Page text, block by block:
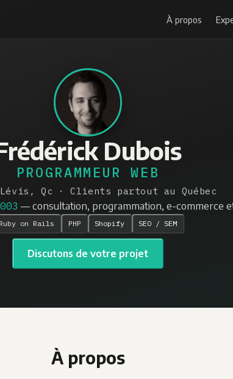
À propos
Dubois
PROGRAMMEUR WEB
Qc · Clients partout au Québec
— consultation, programmation, e-commerce
Ruby on Rails PHP Shopify SEO / SEM
Discutons de votre projet
À propos